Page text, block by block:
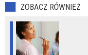
ZOBACZ RÓWNIEŻ